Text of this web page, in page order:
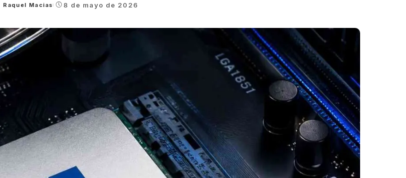
Posted
Raquel Macias 8 de mayo de 2026